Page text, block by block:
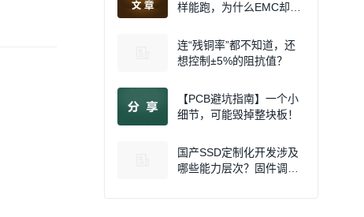
样能跑，为什么EMC却可
连“残铜率”都不知道，还
想控制±5%的阻抗值？
【PCB避坑指南】一个小
细节，可能毁掉整块板！
国产SSD定制化开发涉及
哪些能力层次？固件调参